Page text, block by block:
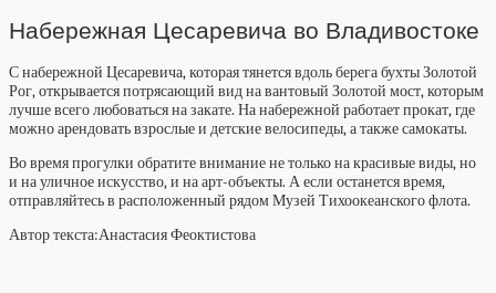
Набережная Цесаревича во Владивостоке
С набережной Цесаревича, которая тянется вдоль берегабухты Золотой
Рог, открывается потрясающий вид на вантовый Золотой мост, которым
лучше всего любоваться на закате. На набережной работает прокат, где
можно арендовать взрослые и детские велосипеды, а также самокаты.
Во время прогулки обратите внимание не только на красивые виды, но
и на уличное искусство, и на арт-объекты. А если останется время,
отправляйтесь в расположенный рядом Музей Тихоокеанского флота.
Автор текста:Анастасия Феоктистова